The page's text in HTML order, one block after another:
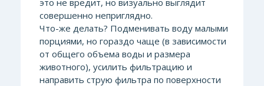
это не вредит, но визуально выглядит
совершенно неприглядно.
Что-же делать? Подменивать воду малыми
порциями, но гораздо чаще (в зависимости
от общего объема воды и размера
животного), усилить фильтрацию и
направить струю фильтра по поверхности